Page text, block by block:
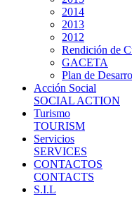
2014
2013
2012
Rendición de
GACETA
Plan de
Acción Social
SOCIAL ACTION
Turismo
TOURISM
Servicios
SERVICES
CONTACTOS
CONTACTS
S.I.L